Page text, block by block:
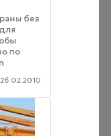
без
по
26.02.2010